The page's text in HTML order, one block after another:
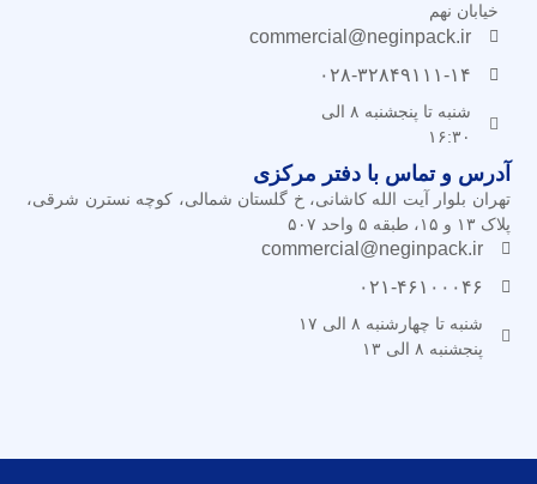
خیابان نهم
commercial@neginpack.ir
۰۲۸-۳۲۸۴۹۱۱۱-۱۴
شنبه تا پنجشنبه ۸ الی
۱۶:۳۰
آدرس و تماس با دفتر مرکزی
تهران بلوار آیت الله کاشانی، خ گلستان شمالی، کوچه نسترن شرقی،
پلاک ۱۳ و ۱۵، طبقه ۵ واحد ۵۰۷
commercial@neginpack.ir
۰۲۱-۴۶۱۰۰۰۴۶
شنبه تا چهارشنبه ۸ الی ۱۷
پنجشنبه ۸ الی ۱۳